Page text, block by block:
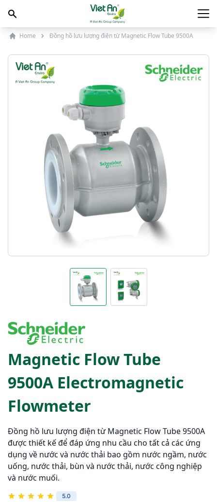
Main
Home Đồng hồ lưu lượng điện từ Magnetic Flow Tube 9500A
Magnetic Flow Tube
9500A Electromagnetic
Flowmeter
Đồng hồ lưu lượng điện từ Magnetic Flow Tube 9500A
được thiết kế để đáp ứng nhu cầu cho tất cả các ứng
dụng về nước và nước thải bao gồm nước ngầm, nước
uống, nước thải, bùn và nước thải, nước công nghiệp
và nước muối.
5.0